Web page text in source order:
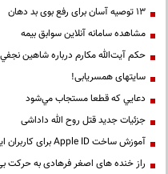
13 توصیه آسان برای رفع بوی بد دهان
مشاهده سامانه آنلاين سوابق بیمه
حكم آيت‌الله مكارم درباره شاهين نجفي
سایتهای همسریابی!
دعايي كه قطعا مستجاب مي‌شود
جزئیات جدید قتل روح الله داداشی
آموزش ساخت Apple ID برای کاربران ایرانی
راز خنده های اصغر فرهادی به حرکت